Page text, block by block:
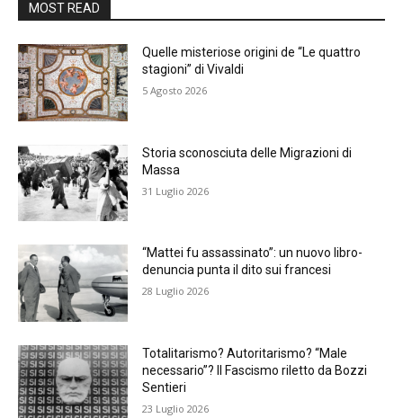
MOST READ
Quelle misteriose origini de “Le quattro
stagioni” di Vivaldi
5 Agosto 2026
Storia sconosciuta delle Migrazioni di
Massa
31 Luglio 2026
“Mattei fu assassinato”: un nuovo libro-
denuncia punta il dito sui francesi
28 Luglio 2026
Totalitarismo? Autoritarismo? “Male
necessario”? Il Fascismo riletto da Bozzi
Sentieri
23 Luglio 2026